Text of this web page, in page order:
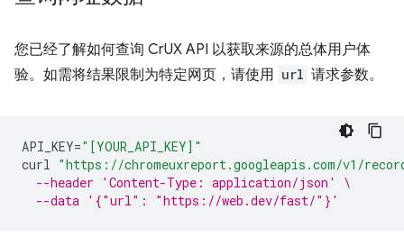
您已经了解如何查询 CrUX API 以获取来源的总体用户体
验。如需将结果限制为特定网页，请使用 url 请求参数。
API_KEY="[YOUR_API_KEY]"
curl "https://chromeuxreport.googleapis.com/v1/
--header 'Content-Type: application/json' \
--data '{"url": "https://web.dev/fast/"}'